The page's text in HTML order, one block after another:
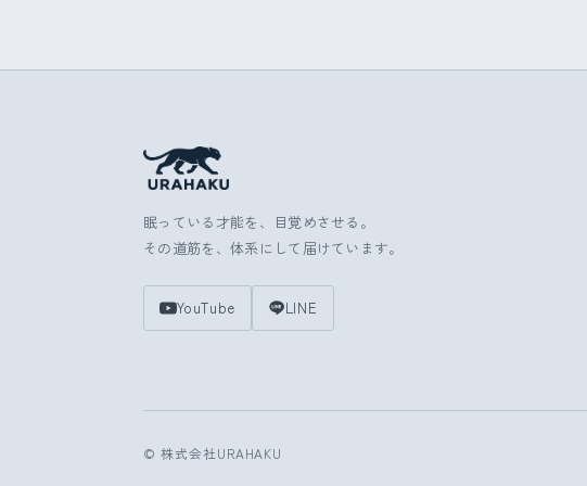
眠っている才能を、目覚めさせる。
その道筋を、体系にして届けています。
YouTube LINE
© 株式会社URAHAKU